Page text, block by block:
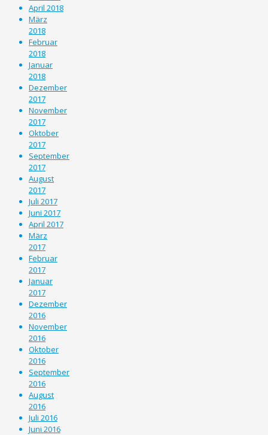
April 2018
März
2018
Februar
2018
Januar
2018
Dezember
2017
November
2017
Oktober
2017
September
2017
August
2017
Juli 2017
Juni 2017
April 2017
März
2017
Februar
2017
Januar
2017
Dezember
2016
November
2016
Oktober
2016
September
2016
August
2016
Juli 2016
Juni 2016